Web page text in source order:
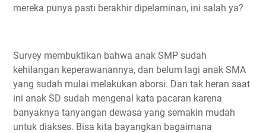
mereka punya pasti berakhir dipelaminan, ini salah ya?
Survey membuktikan bahwa anak SMP sudah
kehilangan keperawanannya, dan belum lagi anak SMA
yang sudah mulai melakukan aborsi. Dan tak heran saat
ini anak SD sudah mengenal kata pacaran karena
banyaknya tanyangan dewasa yang semakin mudah
untuk diakses. Bisa kita bayangkan bagaimana